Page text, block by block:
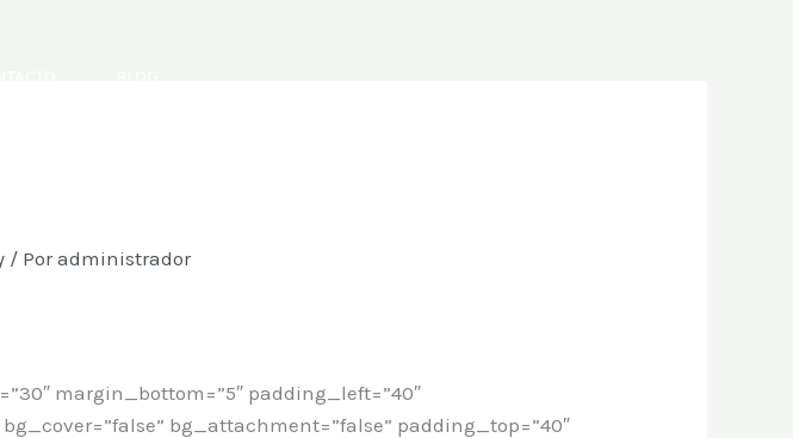
/ Poradministrador
margin_bottom=”5″ padding_left=”40″
bg_attachment=”false” padding_top=”40″